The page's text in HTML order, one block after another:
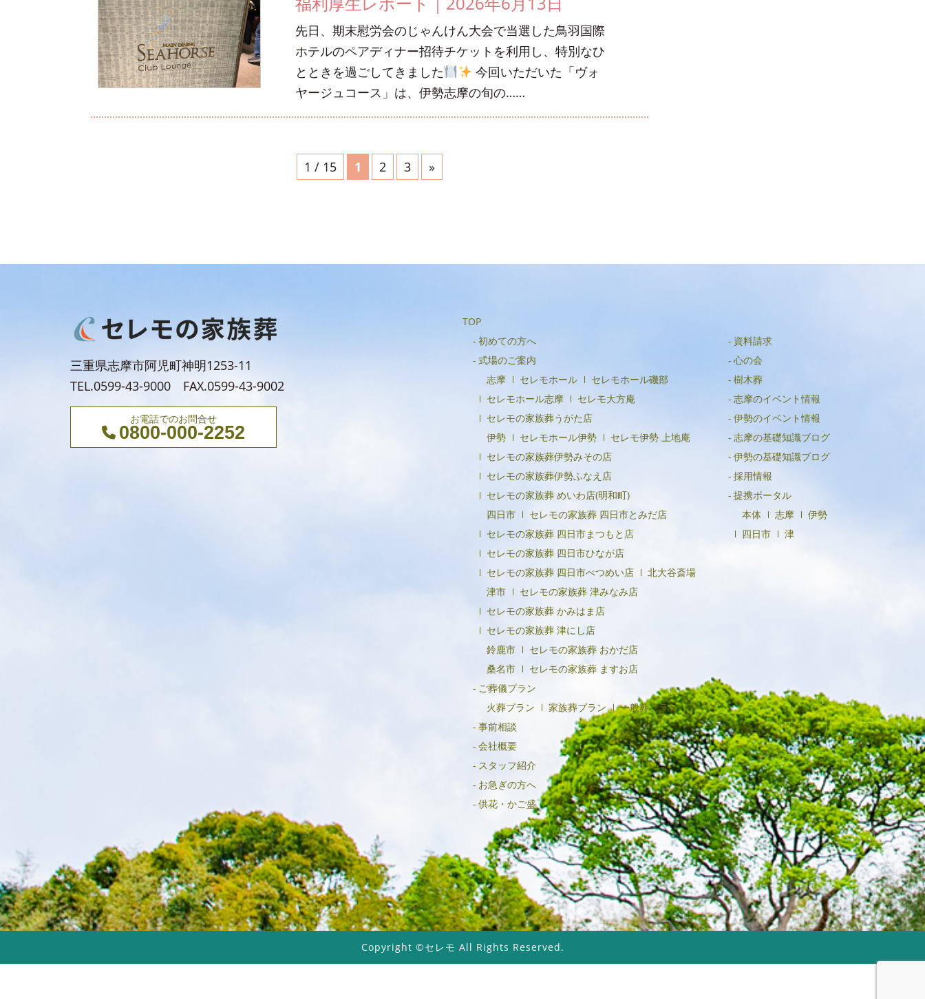
先日、期末慰労会のじゃんけん大会で当選した鳥羽国際
ホテルのペアディナー招待チケットを利用し、特別なひ
とときを過ごしてきました
今回いただいた「ヴォ
ヤージュコース」は、伊勢志摩の旬の……
1 / 15 1 2 3 »
三重県志摩市阿児町神明1253-11
TEL.0599-43-9000 FAX.0599-43-9002
お電話でのお問合せ
0800-000-2252
TOP
初めての方へ
式場のご案内
志摩
セレモホール
セレモホール磯部
セレモホール志摩
セレモ大方庵
セレモの家族葬うがた店
伊勢
セレモホール伊勢
セレモ伊勢 上地庵
セレモの家族葬伊勢みその店
セレモの家族葬伊勢ふなえ店
セレモの家族葬 めいわ店(明和町)
四日市
セレモの家族葬 四日市とみだ店
セレモの家族葬 四日市まつもと店
セレモの家族葬 四日市ひなが店
セレモの家族葬 四日市べつめい店
北大谷斎場
津市
セレモの家族葬 津みなみ店
セレモの家族葬 かみはま店
セレモの家族葬 津にし店
鈴鹿市
セレモの家族葬 おかだ店
桑名市
セレモの家族葬 ますお店
ご葬儀プラン
火葬プラン
家族葬プラン
一般葬プラン
事前相談
会社概要
スタッフ紹介
お急ぎの方へ
供花・かご盛
資料請求
心の会
樹木葬
志摩のイベント情報
伊勢のイベント情報
志摩の基礎知識ブログ
伊勢の基礎知識ブログ
採用情報
提携ポータル
本体
志摩
伊勢
四日市
津
Copyright ©セレモ All Rights Reserved.